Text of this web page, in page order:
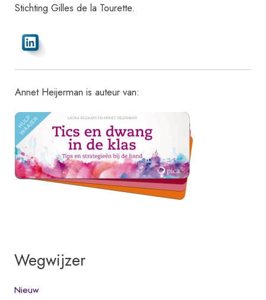
Stichting Gilles de la Tourette.
Annet Heijerman is auteur van:
Wegwijzer
Nieuw